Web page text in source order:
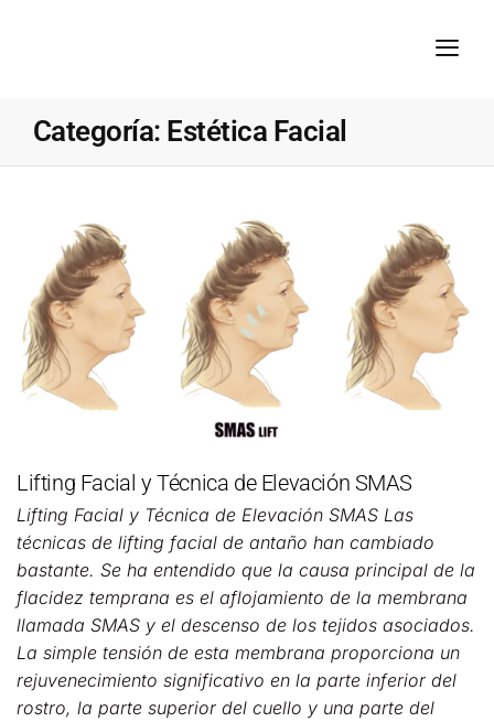
Categoría: Estética Facial
Lifting Facial y Técnica de Elevación SMAS
Lifting Facial y Técnica de Elevación SMAS Las
técnicas de lifting facial de antaño han cambiado
bastante. Se ha entendido que la causa principal de la
flacidez temprana es el aflojamiento de la membrana
llamada SMAS y el descenso de los tejidos asociados.
La simple tensión de esta membrana proporciona un
rejuvenecimiento significativo en la parte inferior del
rostro, la parte superior del cuello y una parte del